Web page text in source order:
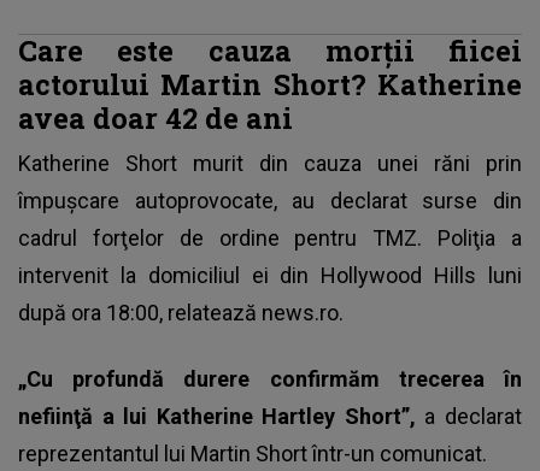
Care este cauza morții fiicei
actorului Martin Short? Katherine
avea doar 42 de ani
Katherine Short murit din cauza unei răni prin
împuşcare autoprovocate, au declarat surse din
cadrul forţelor de ordine pentru TMZ. Poliţia a
intervenit la domiciliul ei din Hollywood Hills luni
după ora 18:00, relatează news.ro.
„Cu profundă durere confirmăm trecerea în
nefiinţă a lui Katherine Hartley Short”, a declarat
reprezentantul lui Martin Short într-un comunicat.